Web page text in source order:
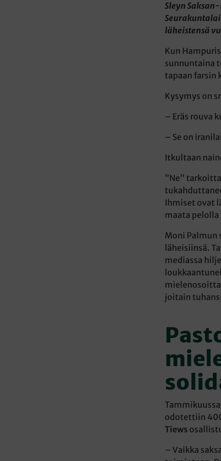
Sleyn
läheistensä
Kun
sunnuntaina
tapaan farsin
Kysymys on
– Eräs rouva
– Se on
Itkultaan
”Ne”
Ihmiset ovat
maata
Moni Palmun
läheisiinsä.
mediassa
joitain
odotettiin
Tiews
– Vaikka